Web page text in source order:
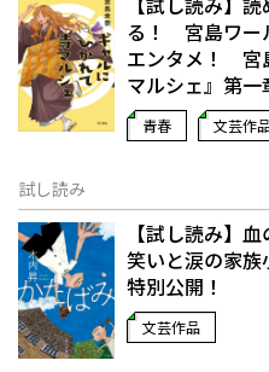
る！ 宮島ワー
エンタメ！ 宮
マルシェ』第一
青春 文芸作
試し読み
【試し読み】
笑いと涙の家族
特別公開！
文芸作品